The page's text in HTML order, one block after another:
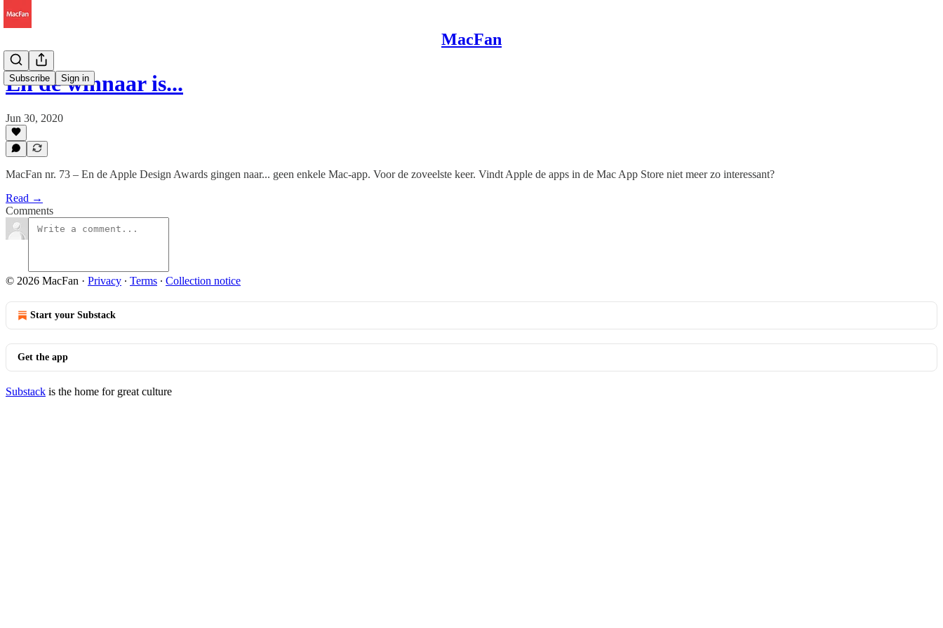
MacFan
Subscribe Sign in
En de winnaar is...
Jun 30, 2020
MacFan nr. 73 – En de Apple Design Awards gingen naar... geen enkele Mac-app. Voor de zoveelste keer. Vindt Apple de apps in de Mac App Store niet meer zo interessant?
Read →
Comments
© 2026 MacFan · Privacy ∙ Terms ∙ Collection notice
Start your Substack
Get the app
Substack is the home for great culture